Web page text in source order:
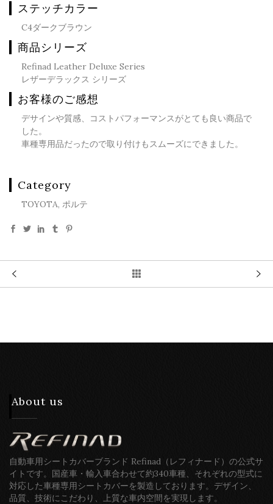
ステッチカラー
C4ダークブラウン
商品シリーズ
Refinad Leather Deluxe Series
レザーデラックス シリーズ
お客様のご感想
デサインや質感、コストパフォーマンスがとても良い商品で
した。
車種専用品だったので取り付けもスムーズにできました。
Category
TOYOTA, ポルテ
About us
自動車用シートカバーブランド Refinad（レフィナード）の公式サ
イトです。国産車・輸入車合わせて約340車種、それぞれの型式に
対応した車種専用シートカバーを製造しております。デザイン、
品質、技術にこだわり、上質な車内空間を実現します。